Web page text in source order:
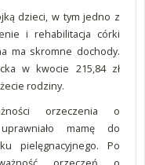
dzieci, w tym jedno z
i rehabilitacja córki
ma skromne dochody.
w kwocie 215,84 zł
rodziny.
orzeczenia o
mamę do
pielęgnacyjnego. Po